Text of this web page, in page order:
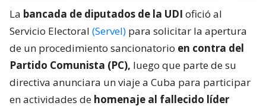
La bancada de diputados de la UDI ofició al
Servicio Electoral (Servel) para solicitar la apertura
de un procedimiento sancionatorio en contra del
Partido Comunista (PC), luego que parte de su
directiva anunciara un viaje a Cuba para participar
en actividades de homenaje al fallecido líder